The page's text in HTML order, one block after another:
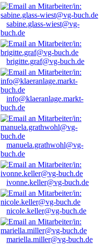
sabine.glass-wiest@vg-
buch.de
brigitte.graf@vg-buch.de
info@klaeranlage.markt-
buch.de
manuela.grathwohl@vg-
buch.de
ivonne.keller@vg-buch.de
nicole.keller@vg-buch.de
mariella.miller@vg-buch.de